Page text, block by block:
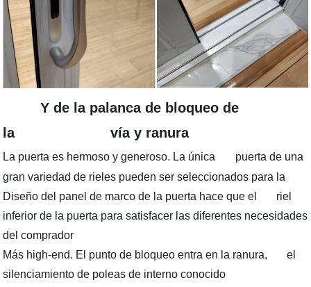
Y de la palanca de bloqueo de
la vía y ranura
La puerta es hermoso y generoso. La única
puerta de una
gran variedad de rieles pueden ser seleccionados para la
Diseño del panel de marco de la puerta hace que el
riel
inferior de la puerta para satisfacer las diferentes necesidades
del comprador
Más high-end. El punto de bloqueo entra en la ranura, el
silenciamiento de poleas de interno conocido